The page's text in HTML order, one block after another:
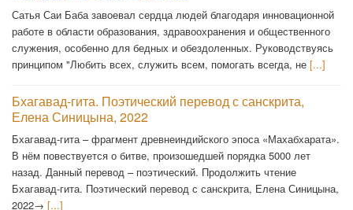
Сатья Саи Баба завоевал сердца людей благодаря инновационной
работе в области образования, здравоохранения и общественного
служения, особенно для бедных и обездоленных. Руководствуясь
принципом "Любить всех, служить всем, помогать всегда, не [...]
Бхагавад-гита. Поэтический перевод с санскрита,
Елена Синицына, 2022
Бхагавад-гита – фрагмент древнеиндийского эпоса «Махабхарата».
В нём повествуется о битве, произошедшей порядка 5000 лет
назад. Данный перевод – поэтический. Продолжить чтение
Бхагавад-гита. Поэтический перевод с санскрита, Елена Синицына,
2022→ [...]